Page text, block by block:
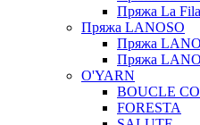
Пряжа La
Пряжа LANOSO
Пряжа
Пряжа
O'YARN
BOUCLE
FORESTA